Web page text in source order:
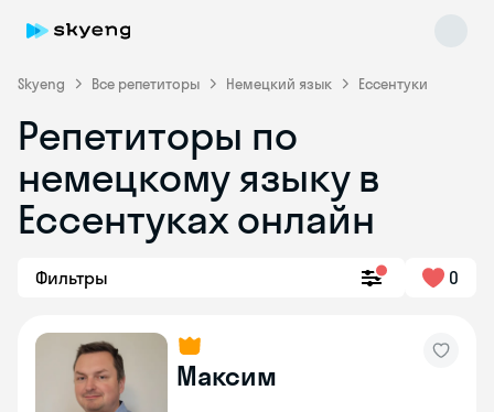
Skyeng Все репетиторы Немецкий язык Ессентуки
Репетиторы по
немецкому языку в
Ессентуках онлайн
Фильтры 0
Максим
Skyeng Chat